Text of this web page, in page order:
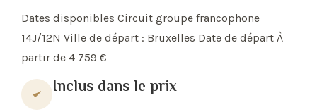
Dates disponibles Circuit groupe francophone
14J/12N Ville de départ : Bruxelles Date de départ À
partir de 4 759 €
Inclus dans le prix